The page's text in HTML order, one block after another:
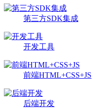
第三方SDK集成
开发工具
前端HTML+CSS+JS
后端开发